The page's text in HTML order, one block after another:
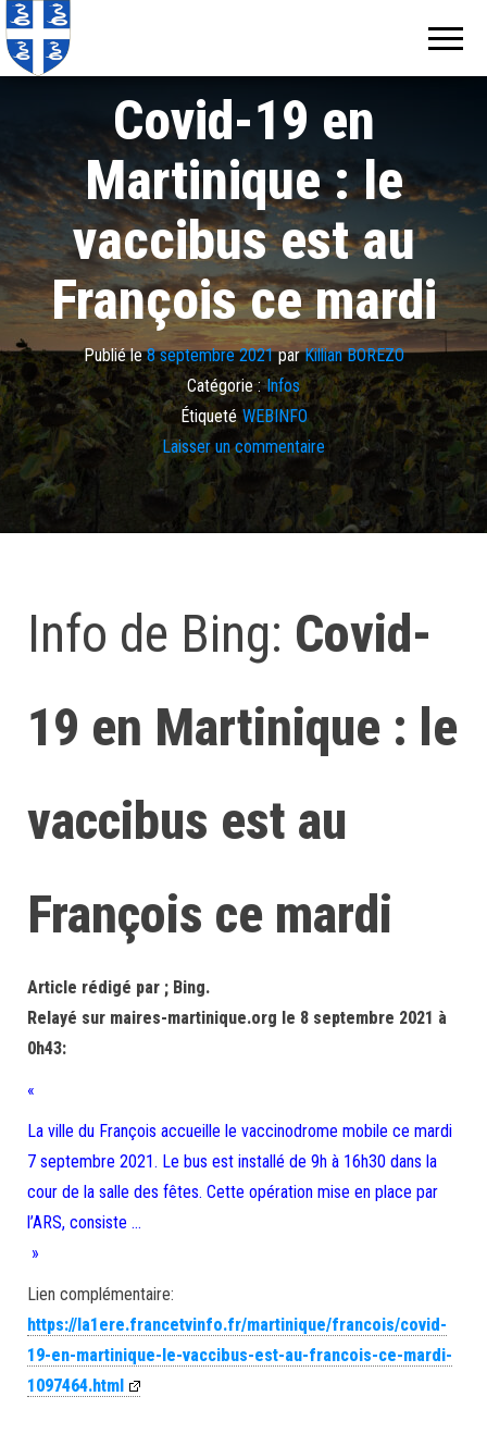
Covid-19 en
Martinique : le
vaccibus est au
François ce mardi
Publié le8 septembre 2021parKillian BOREZO
Catégorie : Infos
Étiqueté WEBINFO
Laisser un commentaire
Info de Bing: Covid-
19 en Martinique : le
vaccibus est au
François ce mardi
Article rédigé par ; Bing.
Relayé sur maires-martinique.org le 8 septembre 2021 à
0h43:
«
La ville du François accueille le vaccinodrome mobile ce mardi
7 septembre 2021. Le bus est installé de 9h à 16h30 dans la
cour de la salle des fêtes. Cette opération mise en place par
l’ARS, consiste …
»
Lien complémentaire:
https://la1ere.francetvinfo.fr/martinique/francois/covid-
19-en-martinique-le-vaccibus-est-au-francois-ce-mardi-
1097464.html